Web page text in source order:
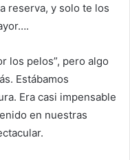
reserva, y solo te los
los pelos”, pero algo
Estábamos
Era casi impensable
en nuestras